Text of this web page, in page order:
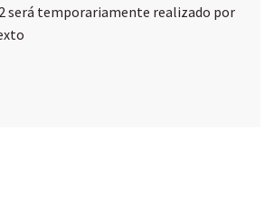
será temporariamente realizado por